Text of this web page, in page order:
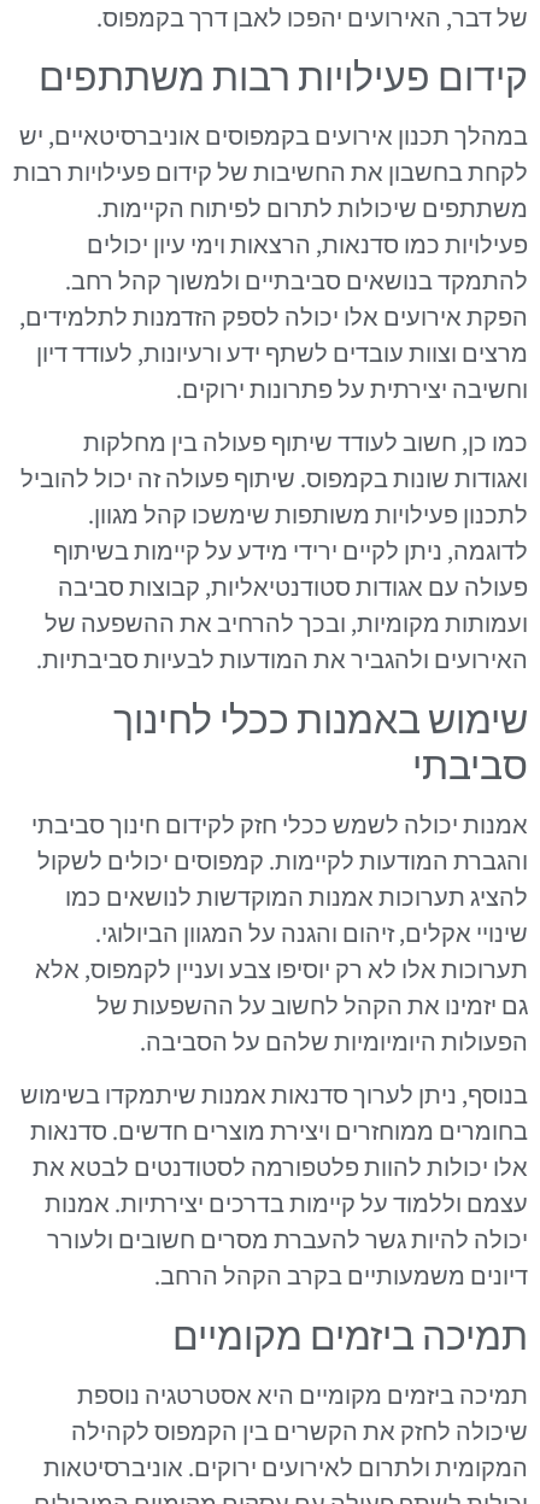
של דבר, האירועים יהפכו לאבן דרך בקמפוס.
קידום פעילויות רבות משתתפים
במהלך תכנון אירועים בקמפוסים אוניברסיטאיים, יש
לקחת בחשבון את החשיבות של קידום פעילויות רבות
משתתפים שיכולות לתרום לפיתוח הקיימות.
פעילויות כמו סדנאות, הרצאות וימי עיון יכולים
להתמקד בנושאים סביבתיים ולמשוך קהל רחב.
הפקת אירועים אלו יכולה לספק הזדמנות לתלמידים,
מרצים וצוות עובדים לשתף ידע ורעיונות, לעודד דיון
וחשיבה יצירתית על פתרונות ירוקים.
כמו כן, חשוב לעודד שיתוף פעולה בין מחלקות
ואגודות שונות בקמפוס. שיתוף פעולה זה יכול להוביל
לתכנון פעילויות משותפות שימשכו קהל מגוון.
לדוגמה, ניתן לקיים ירידי מידע על קיימות בשיתוף
פעולה עם אגודות סטודנטיאליות, קבוצות סביבה
ועמותות מקומיות, ובכך להרחיב את ההשפעה של
האירועים ולהגביר את המודעות לבעיות סביבתיות.
שימוש באמנות ככלי לחינוך
סביבתי
אמנות יכולה לשמש ככלי חזק לקידום חינוך סביבתי
והגברת המודעות לקיימות. קמפוסים יכולים לשקול
להציג תערוכות אמנות המוקדשות לנושאים כמו
שינויי אקלים, זיהום והגנה על המגוון הביולוגי.
תערוכות אלו לא רק יוסיפו צבע ועניין לקמפוס, אלא
גם יזמינו את הקהל לחשוב על ההשפעות של
הפעולות היומיומיות שלהם על הסביבה.
בנוסף, ניתן לערוך סדנאות אמנות שיתמקדו בשימוש
בחומרים ממוחזרים ויצירת מוצרים חדשים. סדנאות
אלו יכולות להוות פלטפורמה לסטודנטים לבטא את
עצמם וללמוד על קיימות בדרכים יצירתיות. אמנות
יכולה להיות גשר להעברת מסרים חשובים ולעורר
דיונים משמעותיים בקרב הקהל הרחב.
תמיכה ביזמים מקומיים
תמיכה ביזמים מקומיים היא אסטרטגיה נוספת
שיכולה לחזק את הקשרים בין הקמפוס לקהילה
המקומית ולתרום לאירועים ירוקים. אוניברסיטאות